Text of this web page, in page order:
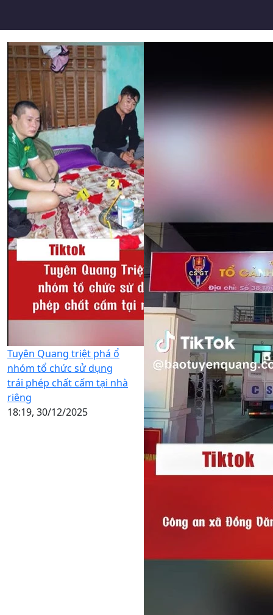
Tuyên Quang triệt phá ổ
nhóm tổ chức sử dụng
trái phép chất cấm tại nhà
riêng
18:19, 30/12/2025